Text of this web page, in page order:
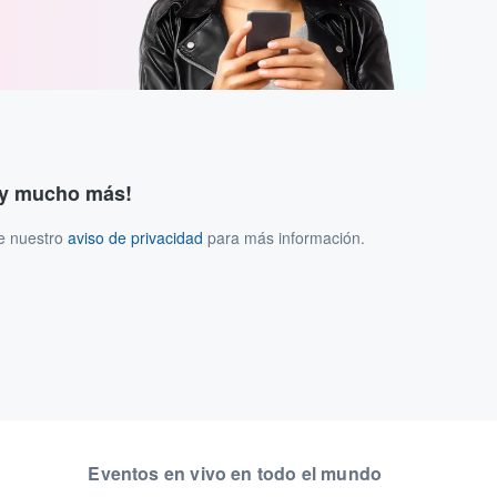
mucho más!
nuestro aviso de privacidad para más información.
Eventos en vivo en todo el mundo